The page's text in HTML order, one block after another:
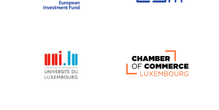
Lars Heikensten
Lucas Papademos
Máire Geoghegan-Quinn